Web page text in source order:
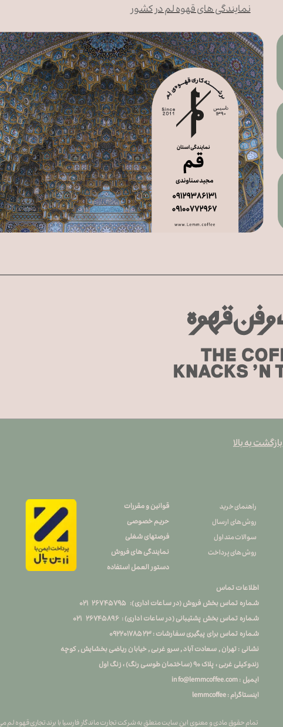
نمایندگی های قهوه لم در کشور
تمام حقوق مادی و معنوی این سایت متعلق به شرکت تجارت ماندگار فارسیا با برند تجاری قهوه لم
راهنمای خرید
روش های ارسال
سوالات متداول
روش های پرداخت
قوانین و مقررات
حریم خصوصی
فرصتهای شغلی
نمایندگی های فروش
دستور العمل استفاده
اطلاعات تماس
شماره تماس بخش فروش (در ساعات اداری): ۲۶۷۴۵۷۹۵ ۰۲۱
شماره تماس بخش پشتیبانی (در ساعات اداری) : ۲۶۷۴۵۸۹۶ ۰۲۱
شماره تماس برای پیگیری سفارشات : ۰۹۲۲۰۱۷۸۵۲۳
نشانی : تهران , سعادت آباد , سرو غربی , خیابان ریاضی بخشایش , کوچه
زندوکیلی غربی ، پلاک ۹۰ (ساختمان طوسی رنگ) ، زنگ اول
info@lemmcoffee.com : ایمیل
lemmcoffee : اینستاگرام
بازگشت به بالا